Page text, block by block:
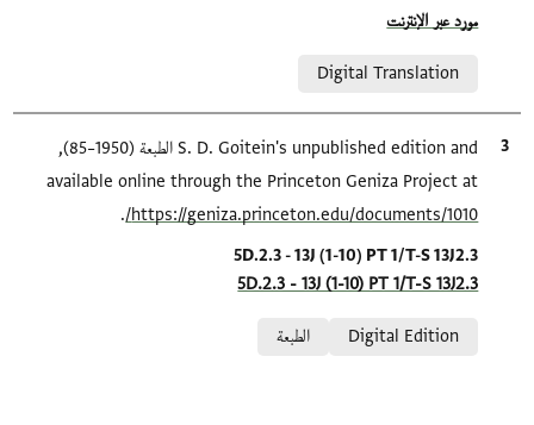
Location in source
مورد عبر الإنترنت
Digital Translation
الاقتباس المرجعي
S. D. Goitein's unpublished edition and الطبعة (1950–85),
available online through the Princeton Geniza Project at
https://geniza.princeton.edu/documents/1010/
.
Location in source
5D.2.3 - 13J (1-10) PT 1/T-S 13J2.3
5D.2.3 - 13J (1-10) PT 1/T-S 13J2.3
Digital Edition
الطبعة